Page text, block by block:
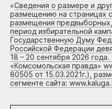
«Сведения о размере и
размещению на страницах
размещения
период избирательной
Государственную Думу
Российской Федерации
18 – 20 сентября 2026
«Комсомольская правда»
80505 от 15.03.2021г.),
сегменте сайта: